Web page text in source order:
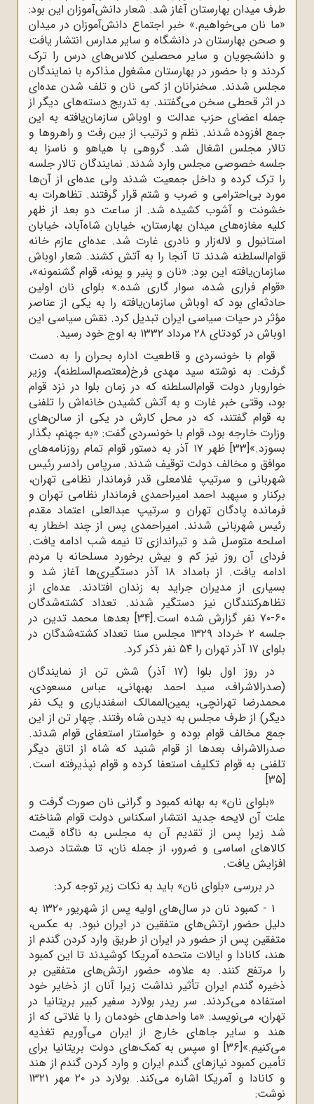
طرف میدان بهارستان آغاز شد. شعار دانش‌آموزان این بود:
«ما نان می‌خواهیم.» خبر اجتماع دانش‌آموزان در میدان
و صحن بهارستان در دانشگاه و سایر مدارس انتشار یافت
و دانشجویان و سایر محصلین کلاس‌های درس را ترک
کردند و با حضور در بهارستان مشغول مذاکره با نمایندگان
مجلس شدند. سخنرانان از کمی نان و تلف شدن عده‌ای
در اثر قحطی سخن می‌گفتند. به تدریج دسته‌های دیگر از
جمله اعضای حزب عدالت و اوباش سازمان‌یافته به این
جمع افزوده شدند. نظم و ترتیب از بین رفت و راهروها و
تالار مجلس اشغال شد. گروهی با هیاهو و ناسزا به
جلسه خصوصی مجلس وارد شدند. نمایندگان تالار جلسه
را ترک کرده و داخل جمعیت شدند ولی عده‌ای از آن‌ها
مورد بی‌احترامی و ضرب و شتم قرار گرفتند. تظاهرات به
خشونت و آشوب کشیده شد. از ساعت دو بعد از ظهر
کلیه مغازه‌های میدان بهارستان، خیابان شاه‌آباد، خیابان
استانبول و لاله‌زار و نادری غارت شد. عده‌ای عازم خانه
قوام‌السلطنه شدند تا آنجا را به آتش کشند. شعار اوباش
سازمان‌یافته این بود: «نان و پنیر و پونه، قوام گشنمونه»،
«قوام فراری شده، سوار گاری شده.» بلوای نان اولین
حادثه‌ای بود که اوباش سازمان‌یافته را به یکی از عناصر
مؤثر در حیات سیاسی ایران تبدیل کرد. نقش سیاسی این
اوباش در کودتای ۲۸ مرداد ۱۳۳۲ به اوج خود رسید.
قوام با خونسردی و قاطعیت اداره بحران را به دست
گرفت. به نوشته سید مهدی فرخ(معتصم‌السلطنه)، وزیر
خواروبار دولت قوام‌السلطنه که در زمان بلوا در نزد قوام
بود، وقتی خبر غارت و به آتش کشیدن خانه‌اش را تلفنی
به قوام گفتند، که در محل کارش در یکی از سالن‌های
وزارت خارجه بود، قوام با خونسردی گفت: «به جهنم، بگذار
بسوزد.»[33]
ظهر ۱۷ آذر به دستور قوام تمام روزنامه‌های
موافق و مخالف دولت توقیف شدند. سرپاس رادسر رئیس
شهربانی و سرتیپ غلامعلی قدر فرماندار نظامی تهران،
برکنار و سپهبد احمد امیراحمدی فرماندار نظامی تهران و
فرمانده پادگان تهران و سرتیپ عبدالعلی اعتماد مقدم
رئیس شهربانی شدند. امیراحمدی پس از چند اخطار به
اسلحه متوسل شد و تیراندازی تا نیمه شب ادامه یافت.
فردای آن روز نیز کم و بیش برخورد مسلحانه با مردم
ادامه یافت. از بامداد ۱۸ آذر دستگیری‌ها آغاز شد و
بسیاری از مدیران جراید به زندان افتادند. عده‌ای از
تظاهرکنندگان نیز دستگیر شدند. تعداد کشته‌شدگان
۶۰-۷۰ نفر گزارش شده است.
[34]
بعدها محمد تدین در
جلسه ۲ خرداد ۱۳۲۹ مجلس سنا تعداد کشته‌شدگان در
بلوای ۱۷ آذر تهران را ۵۴ نفر ذکر کرد.
در روز اول بلوا (۱۷ آذر) شش تن از نمایندگان
(صدرالاشراف، سید احمد بهبهانی، عباس مسعودی،
محمدرضا تهرانچی، یمین‌الممالک اسفندیاری و یک نفر
دیگر) از طرف مجلس به دیدن شاه رفتند. چهار تن از این
جمع مخالف قوام بوده و خواستار استعفای قوام شدند.
صدرالاشراف بعدها از قوام شنید که شاه از اتاق دیگر
تلفنی به قوام تکلیف استعفا کرده و قوام نپذیرفته است.
[35]
«بلوای نان» به بهانه کمبود و گرانی نان صورت گرفت و
علت آن لایحه جدید انتشار اسکناس دولت قوام شناخته
شد زیرا پس از تقدیم آن به مجلس به ناگاه قیمت
کالاهای اساسی و ضرور، از جمله نان، تا هشتاد درصد
افزایش یافت.
در بررسی «بلوای نان» باید به نکات زیر توجه کرد:
۱ - کمبود نان در سال‌های اولیه پس از شهریور ۱۳۲۰ به
دلیل حضور ارتش‌های متفقین در ایران نبود. به عکس،
متفقین پس از حضور در ایران از طریق وارد کردن گندم از
هند، کانادا و ایالات متحده آمریکا کوشیدند تا این کمبود
را مرتفع کنند. به علاوه، حضور ارتش‌های متفقین بر
ذخیره گندم ایران تأثیر نداشت زیرا آنان از ذخایر خود
استفاده می‌کردند. سر ریدر بولارد سفیر کبیر بریتانیا در
تهران، می‌نویسد: «ما واحدهای خودمان را با غلاتی که از
هند و سایر جاهای خارج از ایران می‌آوریم تغذیه
می‌کنیم.»[36]
او سپس به کمک‌های دولت بریتانیا برای
تأمین کمبود نیازهای گندم ایران و وارد کردن گندم از هند
و کانادا و آمریکا اشاره می‌کند. بولارد در ۲۰ مهر ۱۳۲۱
نوشت: